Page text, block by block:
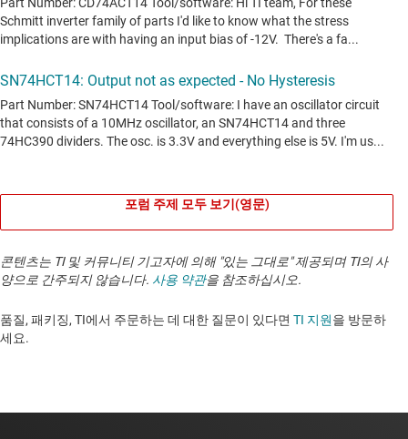
포럼 주제 모두 보기(영문)
콘텐츠는 TI 및 커뮤니티 기고자에 의해 "있는 그대로" 제공되며 TI의 사
양으로 간주되지 않습니다. 사용 약관을 참조하십시오.
품질, 패키징, TI에서 주문하는 데 대한 질문이 있다면 TI 지원을 방문하
세요. ​​​​​​​​​​​​​​